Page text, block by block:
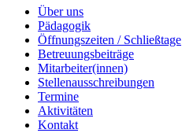
Über uns
Pädagogik
Öffnungszeiten / Schließtage
Betreuungsbeiträge
Mitarbeiter(innen)
Stellenausschreibungen
Termine
Aktivitäten
Kontakt